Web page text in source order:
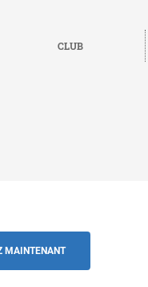
CLUB
MAINTENANT